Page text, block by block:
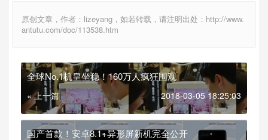
原创文章，作者：lizeyang，如若转载，请注明出处：http://www.
antutu.com/doc/113538.htm
全球No.1机皇坐稳！160万人疯狂围观
« 上一篇 2018-03-05 18:25:03
国产首款！安卓8.1+异形屏新机完全公开